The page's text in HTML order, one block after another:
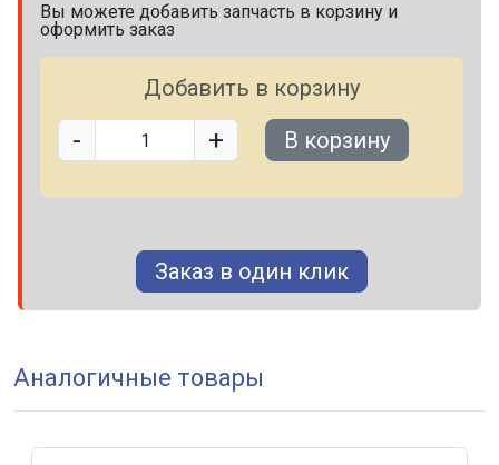
Вы можете добавить запчасть в корзину и
оформить заказ
Добавить в корзину
- + В корзину
Заказ в один клик
Аналогичные товары